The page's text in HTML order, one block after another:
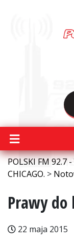
POLSKI FM 92.7
CHICAGO. >
Prawy do
22 maja 2015